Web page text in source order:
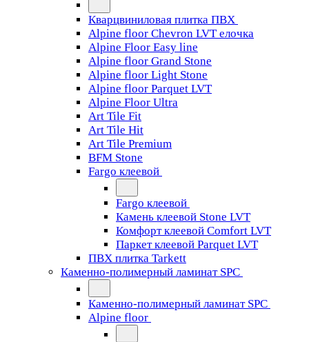
Кварцвиниловая плитка ПВХ
Alpine floor Chevron LVT елочка
Alpine Floor Easy line
Alpine floor Grand Stone
Alpine floor Light Stone
Alpine floor Parquet LVT
Alpine Floor Ultra
Art Tile Fit
Art Tile Hit
Art Tile Premium
BFM Stone
Fargo клеевой
Fargo клеевой
Камень клеевой Stone LVT
Комфорт клеевой Comfort LVT
Паркет клеевой Parquet LVT
ПВХ плитка Tarkett
Каменно-полимерный ламинат SPC
Каменно-полимерный ламинат SPC
Alpine floor